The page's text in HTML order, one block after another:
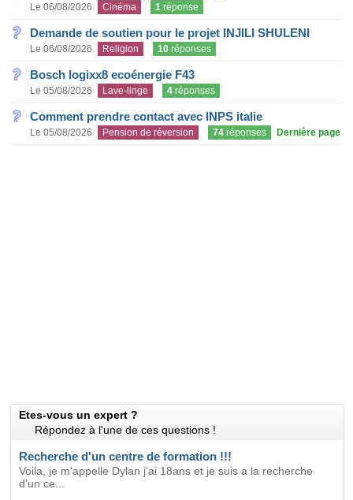
Le 06/08/2026 Cinéma 1 réponse
Demande de soutien pour le projet INJILI SHULENI
Le 06/08/2026 Religion 10 réponses
Bosch logixx8 ecoénergie F43
Le 05/08/2026 Lave-linge 4 réponses
Comment prendre contact avec INPS italie
Le 05/08/2026 Pension de réversion 74 réponses Dernière page
Etes-vous un expert ?
Répondez à l'une de ces questions !
Recherche d'un centre de formation !!!
Voila, je m'appelle Dylan j'ai 18ans et je suis a la recherche
d'un ce...